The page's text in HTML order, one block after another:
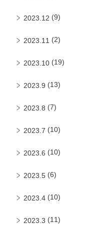
2023.12 (9)
2023.11 (2)
2023.10 (19)
2023.9 (13)
2023.8 (7)
2023.7 (10)
2023.6 (10)
2023.5 (6)
2023.4 (10)
2023.3 (11)